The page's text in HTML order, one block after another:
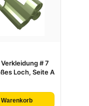
# 7
Loch, Seite A
Warenkorb